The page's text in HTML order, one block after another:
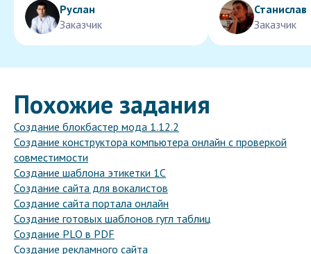
Руслан
Заказчик
Станислав
Заказчик
Похожие задания
Создание блокбастер мода 1.12.2
Создание конструктора компьютера онлайн с проверкой
совместимости
Создание шаблона этикетки 1С
Создание сайта для вокалистов
Создание сайта портала онлайн
Создание готовых шаблонов гугл таблиц
Создание PLO в PDF
Создание рекламного сайта